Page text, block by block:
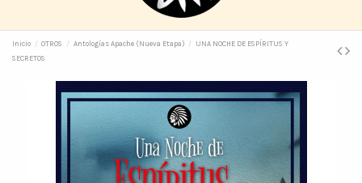
Inicio OTROS Antologías Apache (Nueva Etapa)
UNA NOCHE DE ESPÍRITUS Y
SECRETOS